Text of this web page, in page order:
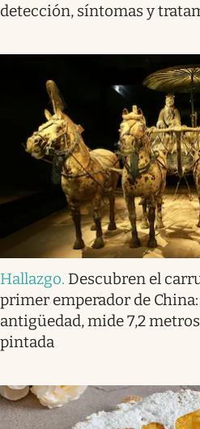
detección, síntomas y
Hallazgo. Descubren el
primer emperador de
antigüedad, mide 7,2
pintada